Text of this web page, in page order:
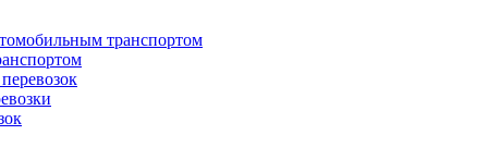
транспортом